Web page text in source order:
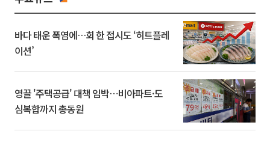
바다 태운 폭염에…회 한 접시도 ‘히트플레
이션’
영끌 '주택공급' 대책 임박⋯비아파트·도
심복합까지 총동원